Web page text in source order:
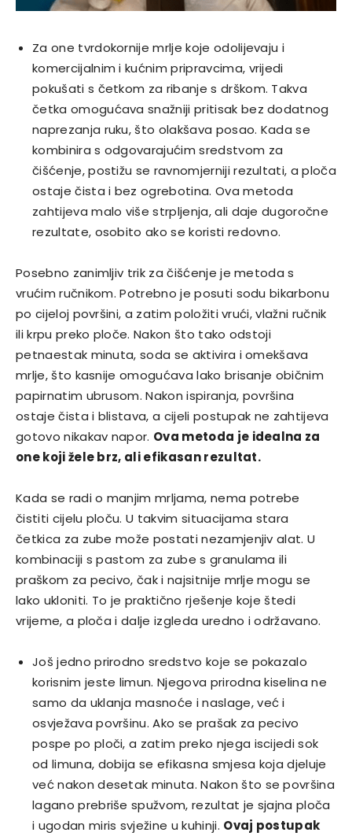
Za one tvrdokornije mrlje koje odolijevaju i
komercijalnim i kućnim pripravcima, vrijedi
pokušati s četkom za ribanje s drškom. Takva
četka omogućava snažniji pritisak bez dodatnog
naprezanja ruku, što olakšava posao. Kada se
kombinira s odgovarajućim sredstvom za
čišćenje, postižu se ravnomjerniji rezultati, a ploča
ostaje čista i bez ogrebotina. Ova metoda
zahtijeva malo više strpljenja, ali daje dugoročne
rezultate, osobito ako se koristi redovno.
Posebno zanimljiv trik za čišćenje je metoda s
vrućim ručnikom. Potrebno je posuti sodu bikarbonu
po cijeloj površini, a zatim položiti vrući, vlažni ručnik
ili krpu preko ploče. Nakon što tako odstoji
petnaestak minuta, soda se aktivira i omekšava
mrlje, što kasnije omogućava lako brisanje običnim
papirnatim ubrusom. Nakon ispiranja, površina
ostaje čista i blistava, a cijeli postupak ne zahtijeva
gotovo nikakav napor. Ova metoda je idealna za
one koji žele brz, ali efikasan rezultat.
Kada se radi o manjim mrljama, nema potrebe
čistiti cijelu ploču. U takvim situacijama stara
četkica za zube može postati nezamjenjiv alat. U
kombinaciji s pastom za zube s granulama ili
praškom za pecivo, čak i najsitnije mrlje mogu se
lako ukloniti. To je praktično rješenje koje štedi
vrijeme, a ploča i dalje izgleda uredno i održavano.
Još jedno prirodno sredstvo koje se pokazalo
korisnim jeste limun. Njegova prirodna kiselina ne
samo da uklanja masnoće i naslage, već i
osvježava površinu. Ako se prašak za pecivo
pospe po ploči, a zatim preko njega iscijedi sok
od limuna, dobija se efikasna smjesa koja djeluje
već nakon desetak minuta. Nakon što se površina
lagano prebriše spužvom, rezultat je sjajna ploča
i ugodan miris svježine u kuhinji. Ovaj postupak